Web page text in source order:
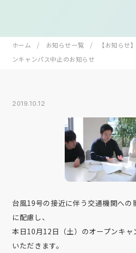
ホーム お知らせ一覧
【お知らせ
ンキャンパス中止のお知らせ
2019.10.12
台風19号の接近に伴う交通機関への
に配慮し、
本日10月12日（土）のオープンキャ
いただきます。